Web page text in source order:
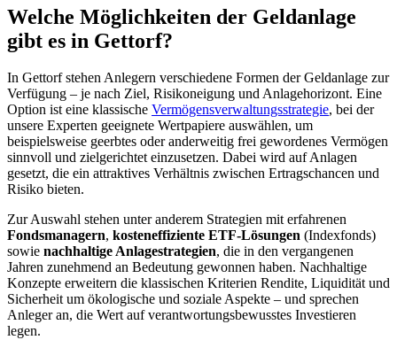
Welche Möglichkeiten der Geldanlage
gibt es in Gettorf?
In Gettorf stehen Anlegern verschiedene Formen der Geldanlage zur
Verfügung – je nach Ziel, Risikoneigung und Anlagehorizont. Eine
Option ist eine klassische Vermögensverwaltungsstrategie, bei der
unsere Experten geeignete Wertpapiere auswählen, um
beispielsweise geerbtes oder anderweitig frei gewordenes Vermögen
sinnvoll und zielgerichtet einzusetzen. Dabei wird auf Anlagen
gesetzt, die ein attraktives Verhältnis zwischen Ertragschancen und
Risiko bieten.
Zur Auswahl stehen unter anderem Strategien mit erfahrenen
Fondsmanagern, kosteneffiziente ETF-Lösungen (Indexfonds)
sowie nachhaltige Anlagestrategien, die in den vergangenen
Jahren zunehmend an Bedeutung gewonnen haben. Nachhaltige
Konzepte erweitern die klassischen Kriterien Rendite, Liquidität und
Sicherheit um ökologische und soziale Aspekte – und sprechen
Anleger an, die Wert auf verantwortungsbewusstes Investieren
legen.